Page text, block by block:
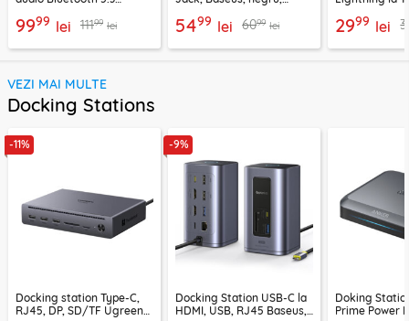
9999 lei 11199 lei 5499 lei 6099 lei 2999 lei
VEZI MAI MULTE
Docking Stations
-11%
Docking station Type-C,
RJ45, DP, SD/TF Ugreen
-9%
Docking Station USB-C la
HDMI, USB, RJ45 Baseus,
Doking
Prime Power